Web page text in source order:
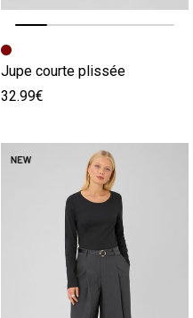
Image précédente
Image suivante
Jupe courte plissée
32.99€